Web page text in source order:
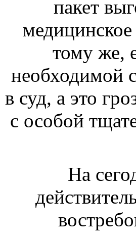
пакет
тому же,
необходимой
в суд, а это
с особой
На